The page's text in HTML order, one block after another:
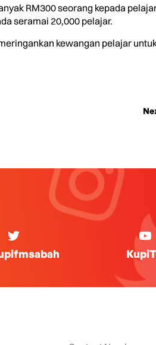
RM300 seorang kepada
seramai 20,000 pelajar.
kewangan pelajar